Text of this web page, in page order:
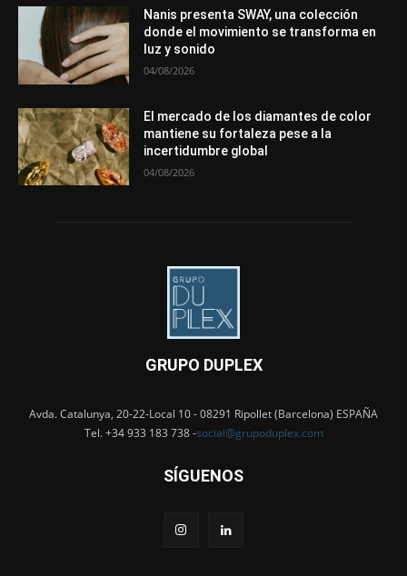
Nanis presenta SWAY, una colección
donde el movimiento se transforma en
luz y sonido
04/08/2026
El mercado de los diamantes de color
mantiene su fortaleza pese a la
incertidumbre global
04/08/2026
GRUPO DUPLEX
Avda. Catalunya, 20-22-Local 10 - 08291 Ripollet (Barcelona) ESPAÑA
Tel. +34 933 183 738 -social@grupoduplex.com
SÍGUENOS